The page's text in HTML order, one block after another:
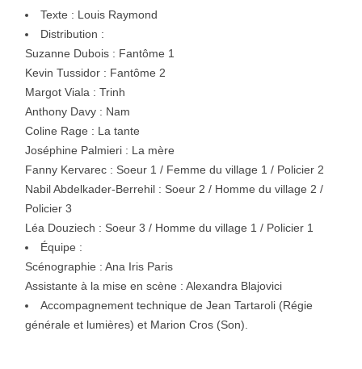
Texte : Louis Raymond
Distribution :
Suzanne Dubois : Fantôme 1
Kevin Tussidor : Fantôme 2
Margot Viala : Trinh
Anthony Davy : Nam
Coline Rage : La tante
Joséphine Palmieri : La mère
Fanny Kervarec : Soeur 1 / Femme du village 1 / Policier 2
Nabil Abdelkader-Berrehil : Soeur 2 / Homme du village 2 /
Policier 3
Léa Douziech : Soeur 3 / Homme du village 1 / Policier 1
Équipe :
Scénographie : Ana Iris Paris
Assistante à la mise en scène : Alexandra Blajovici
Accompagnement technique de Jean Tartaroli (Régie
générale et lumières) et Marion Cros (Son).